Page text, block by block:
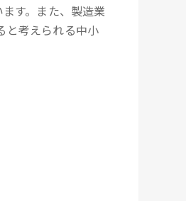
す。また、製造業
と考えられる中小